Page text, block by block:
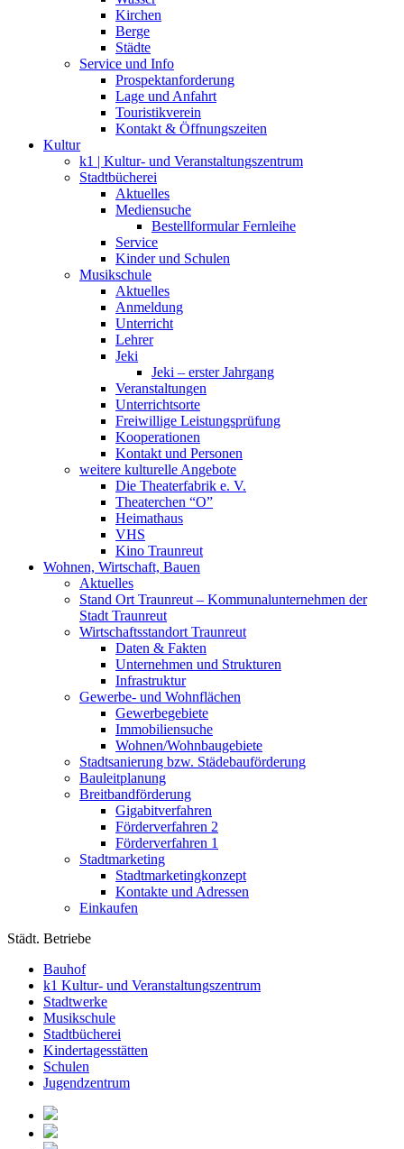
Kirchen
Berge
Städte
Service und Info
Prospektanforderung
Lage und Anfahrt
Touristikverein
Kontakt & Öffnungszeiten
Kultur
k1 | Kultur- und Veranstaltungszentrum
Stadtbücherei
Aktuelles
Mediensuche
Bestellformular Fernleihe
Service
Kinder und Schulen
Musikschule
Aktuelles
Anmeldung
Unterricht
Lehrer
Jeki
Jeki – erster Jahrgang
Veranstaltungen
Unterrichtsorte
Freiwillige Leistungsprüfung
Kooperationen
Kontakt und Personen
weitere kulturelle Angebote
Die Theaterfabrik e. V.
Theaterchen “O”
Heimathaus
VHS
Kino Traunreut
Wohnen, Wirtschaft, Bauen
Aktuelles
Stand Ort Traunreut – Kommunalunternehmen der
Stadt Traunreut
Wirtschaftsstandort Traunreut
Daten & Fakten
Unternehmen und Strukturen
Infrastruktur
Gewerbe- und Wohnflächen
Gewerbegebiete
Immobiliensuche
Wohnen/Wohnbaugebiete
Stadtsanierung bzw. Städebauförderung
Bauleitplanung
Breitbandförderung
Gigabitverfahren
Förderverfahren 2
Förderverfahren 1
Stadtmarketing
Stadtmarketingkonzept
Kontakte und Adressen
Einkaufen
Städt. Betriebe
Bauhof
k1 Kultur- und Veranstaltungszentrum
Stadtwerke
Musikschule
Stadtbücherei
Kindertagesstätten
Schulen
Jugendzentrum